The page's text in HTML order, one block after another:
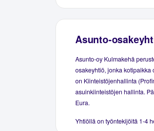
Asunto-
Asunto-oy Kulmakehä
osakeyhtiö, jonka
on Kiinteistöjenhallinta
asuinkiinteistöjen hallinta.
Eura.
Yhtiöllä on työntekijöitä 1-4